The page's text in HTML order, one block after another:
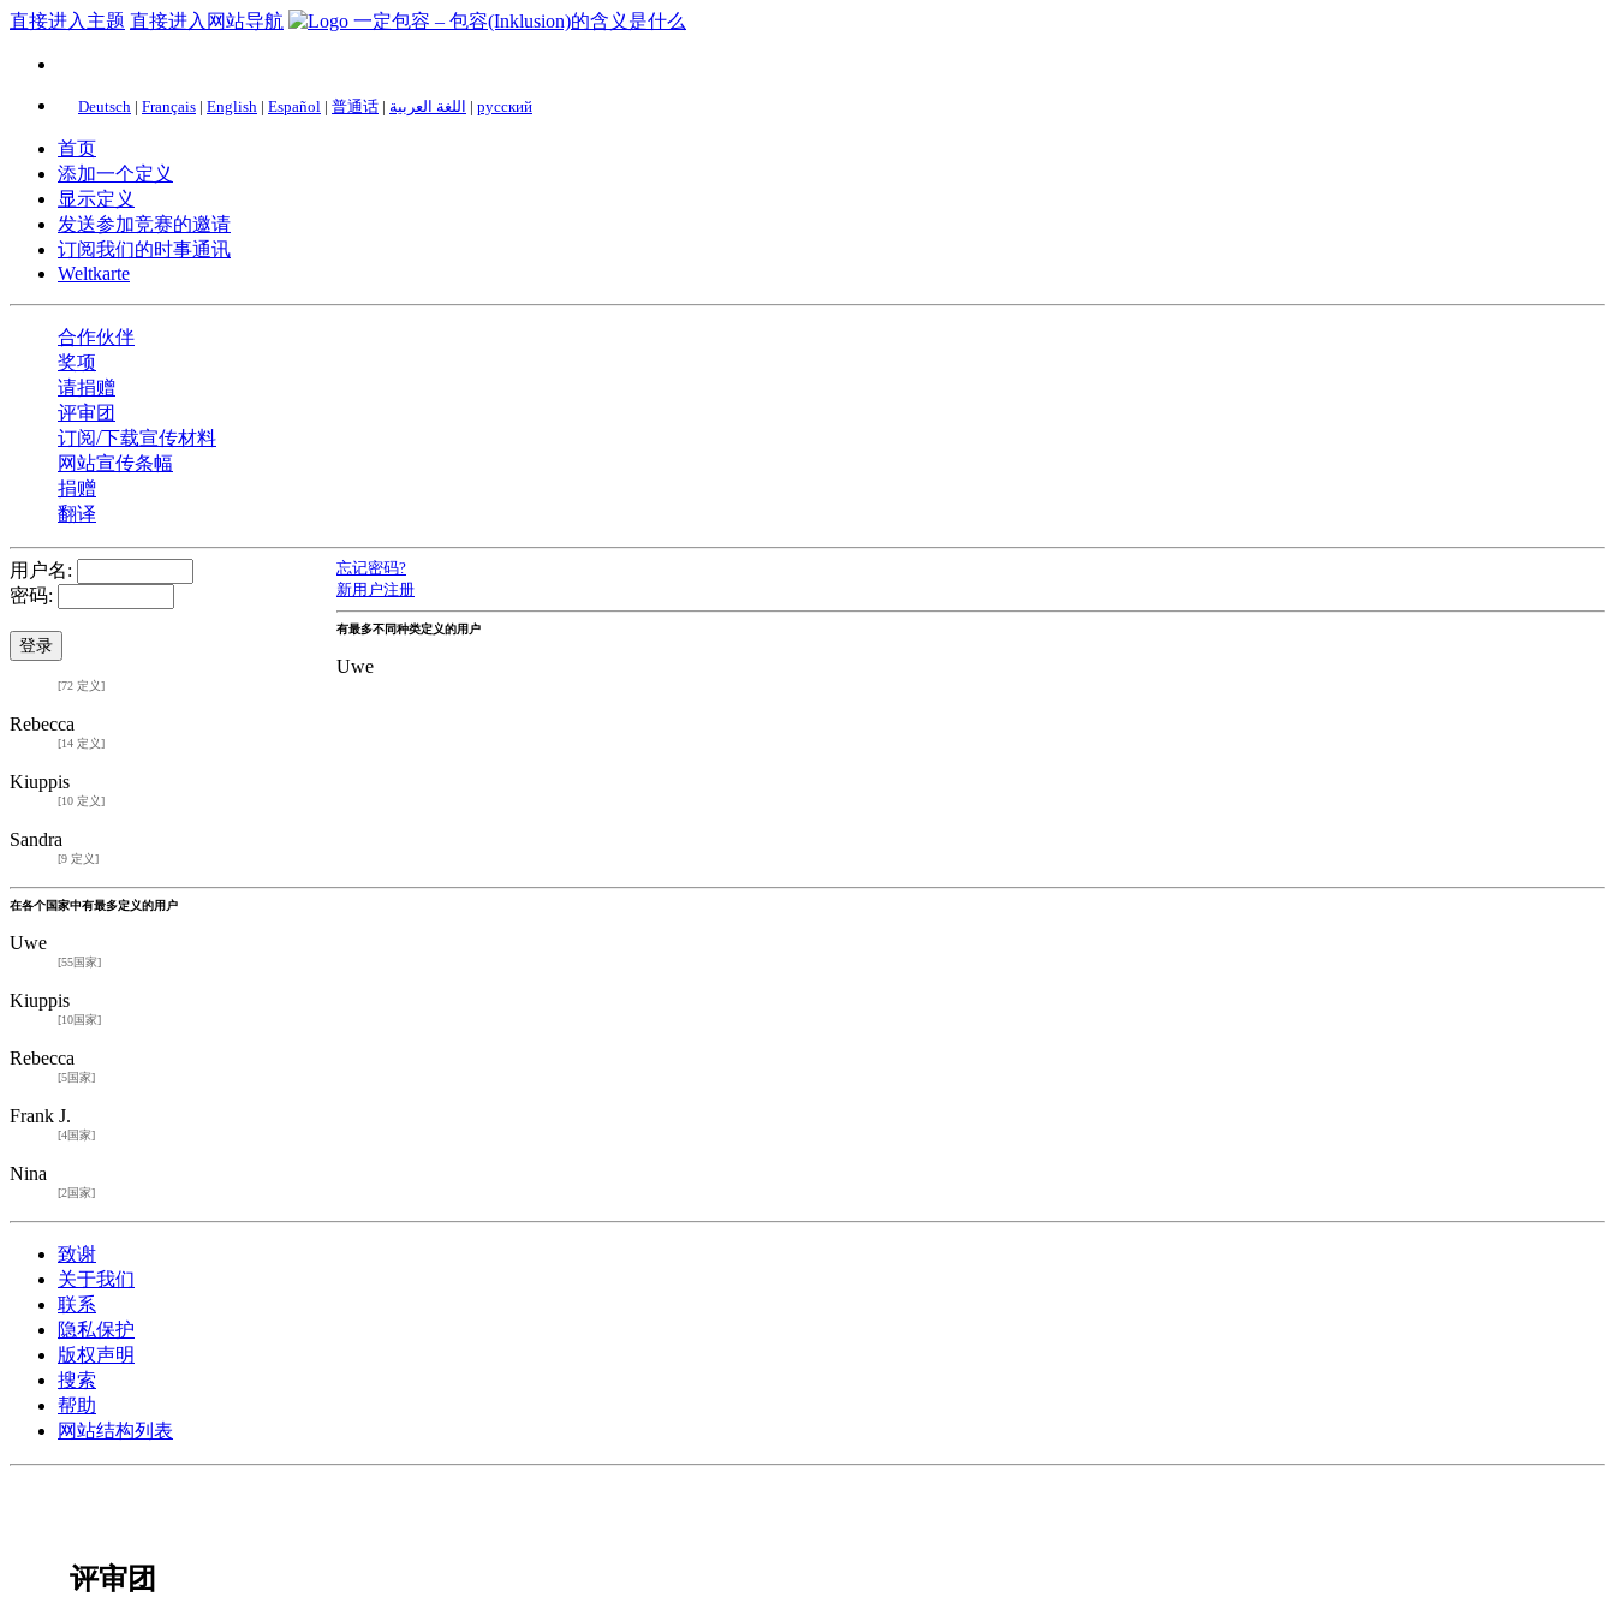
直接进入主题 直接进入网站导航
Deutsch | Français | English | Español | 普通话 | اللغة العربية | русский
首页
添加一个定义
显示定义
发送参加竞赛的邀请
订阅我们的时事通讯
Weltkarte
合作伙伴
奖项
请捐赠
评审团
订阅/下载宣传材料
网站宣传条幅
捐赠
翻译
用户名:
密码:
忘记密码?
新用户注册
有最多不同种类定义的用户
Uwe
[72 定义]
Rebecca
[14 定义]
Kiuppis
[10 定义]
Sandra
[9 定义]
在各个国家中有最多定义的用户
Uwe
[55国家]
Kiuppis
[10国家]
Rebecca
[5国家]
Frank J.
[4国家]
Nina
[2国家]
致谢
关于我们
联系
隐私保护
版权声明
搜索
帮助
网站结构列表
评审团